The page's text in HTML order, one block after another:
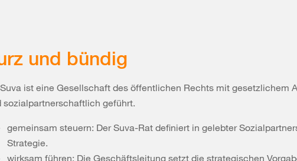
und bündig
ist eine Gesellschaft des öffentlichen Rechts mit gesetzlichem
sozialpartnerschaftlich geführt.
gemeinsam steuern: Der Suva-Rat definiert in gelebter
Strategie.
wirksam führen: Die Geschäftsleitung setzt die strategischen